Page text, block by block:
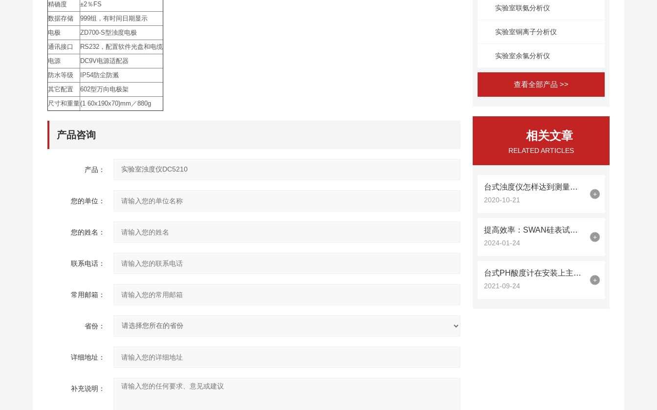
精确度
±2％FS
数据存储
999组，有时间日期显示
电极
ZD700-S型浊度电极
通讯接口
RS232，配置软件光盘和电缆
电源
DC9V电源适配器
防水等级
IP54防尘防溅
其它配置
602型万向电极架
尺寸和重量(1 60x190x70)mm／880g
产品咨询
产品：
您的单位：
您的姓名：
联系电话：
常用邮箱：
省份：
详细地址：
补充说明：
实验室联氨分析仪
实验室铜离子分析仪
实验室余氯分析仪
查看全部产品 >>
相关文章
RELATED ARTICLES
台式浊度仪怎样达到测量目的，使用有什么要求？
2020-10-21
+
提高效率：SWAN硅表试剂管过滤芯在制药行业的应用
2024-01-24
+
台式PH酸度计在安装上主要有以下两种方法
2021-09-24
+